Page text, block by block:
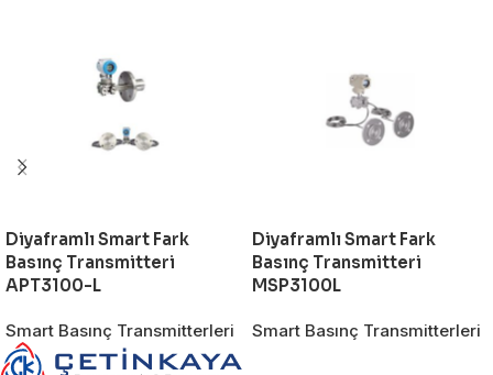
Diyaframlı Smart Fark
Basınç Transmitteri
APT3100-L
Smart Basınç Transmitterleri
Diyaframlı Smart Fark
Basınç Transmitteri
MSP3100L
Smart Basınç Transmitterleri